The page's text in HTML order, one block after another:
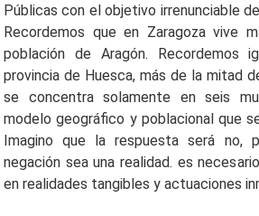
Públicas con el objetivo irrenunciable
Recordemos que en Zaragoza vive
población de Aragón. Recordemos
provincia de Huesca, más de la mitad
se concentra solamente en seis
modelo geográfico y poblacional que
Imagino que la respuesta será no,
negación sea una realidad. es
en realidades tangibles y actuaciones